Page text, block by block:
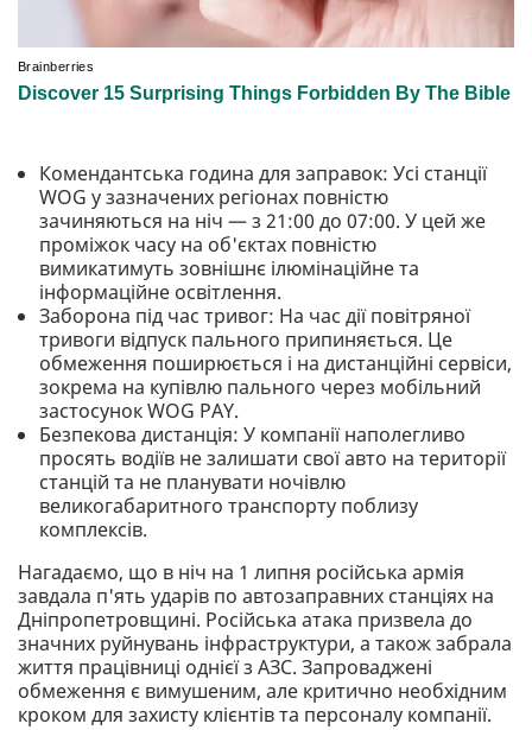
Комендантська година для заправок: Усі станції
WOG у зазначених регіонах повністю
зачиняються на ніч — з 21:00 до 07:00. У цей же
проміжок часу на об'єктах повністю
вимикатимуть зовнішнє ілюмінаційне та
інформаційне освітлення.
Заборона під час тривог: На час дії повітряної
тривоги відпуск пального припиняється. Це
обмеження поширюється і на дистанційні сервіси,
зокрема на купівлю пального через мобільний
застосунок WOG PAY.
Безпекова дистанція: У компанії наполегливо
просять водіїв не залишати свої авто на території
станцій та не планувати ночівлю
великогабаритного транспорту поблизу
комплексів.
Нагадаємо, що в ніч на 1 липня російська армія
завдала п'ять ударів по автозаправних станціях на
Дніпропетровщині. Російська атака призвела до
значних руйнувань інфраструктури, а також забрала
життя працівниці однієї з АЗС. Запроваджені
обмеження є вимушеним, але критично необхідним
кроком для захисту клієнтів та персоналу компанії.